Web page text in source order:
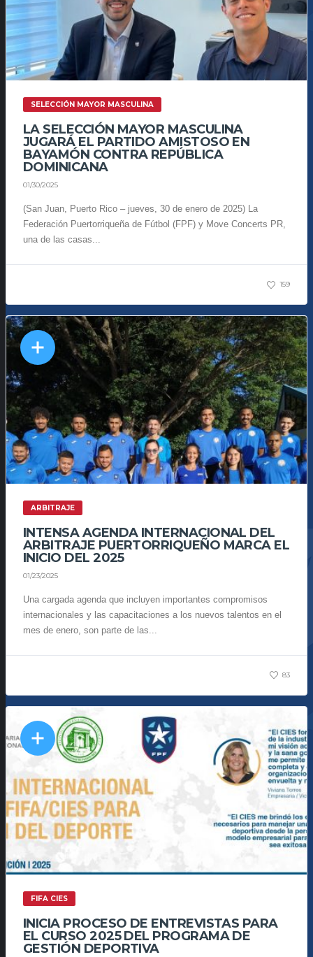
SELECCIÓN MAYOR MASCULINA
LA SELECCIÓN MAYOR MASCULINA
JUGARÁ EL PARTIDO AMISTOSO EN
BAYAMÓN CONTRA REPÚBLICA
DOMINICANA
01/30/2025
(San Juan, Puerto Rico – jueves, 30 de enero de 2025) La
Federación Puertorriqueña de Fútbol (FPF) y Move Concerts PR,
una de las casas...
159
ARBITRAJE
INTENSA AGENDA INTERNACIONAL DEL
ARBITRAJE PUERTORRIQUEÑO MARCA EL
INICIO DEL 2025
01/23/2025
Una cargada agenda que incluyen importantes compromisos
internacionales y las capacitaciones a los nuevos talentos en el
mes de enero, son parte de las...
83
FIFA CIES
INICIA PROCESO DE ENTREVISTAS PARA
EL CURSO 2025 DEL PROGRAMA DE
GESTIÓN DEPORTIVA